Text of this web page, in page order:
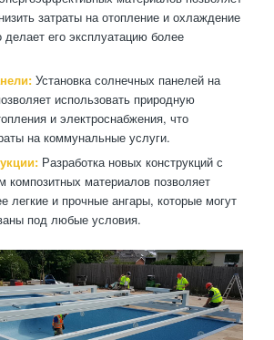
затраты на отопление и охлаждение
делает его эксплуатацию более
Установка солнечных панелей на
использовать природную
и электроснабжения, что
на коммунальные услуги.
Разработка новых конструкций с
композитных материалов позволяет
легкие и прочные ангары, которые могут
под любые условия.